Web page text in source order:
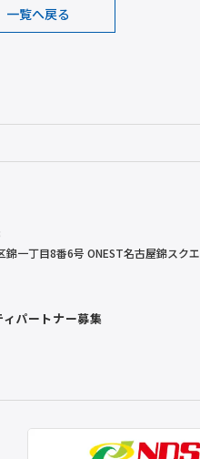
一覧へ戻る
錦一丁目8番6号 ONEST名古屋錦スク
パートナー募集